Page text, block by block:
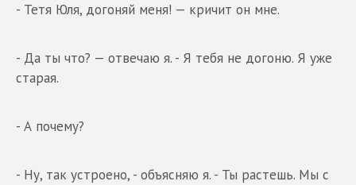
- Тетя Юля, догоняй меня! — кричит он мне.
- Да ты что? — отвечаю я. - Я тебя не догоню. Я уже
старая.
- А почему?
- Ну, так устроено, - объясняю я. - Ты растешь. Мы с